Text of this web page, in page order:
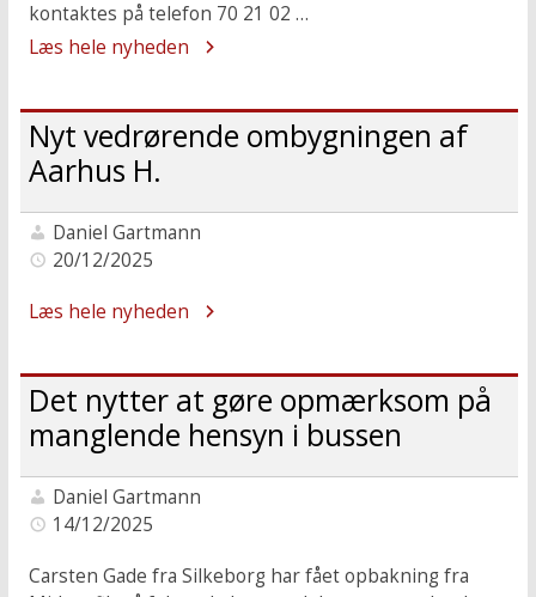
kontaktes på telefon 70 21 02 …
Læs hele nyheden
Nyt vedrørende ombygningen af
Aarhus H.
Daniel Gartmann
20/12/2025
Læs hele nyheden
Det nytter at gøre opmærksom på
manglende hensyn i bussen
Daniel Gartmann
14/12/2025
Carsten Gade fra Silkeborg har fået opbakning fra